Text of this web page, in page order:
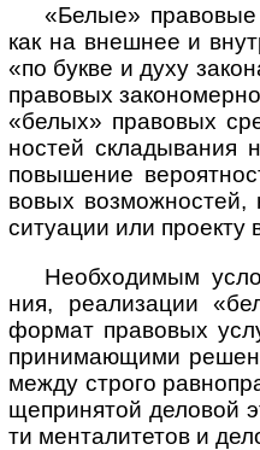
«Белые»
как на внеш­нее и
«по букве и духу
пра­во­вых
«белых» пра­во­вых
нос­тей скла­ды­ва­ния
повы­ше­ние
во­вых
ситу­а­ции или про­екту
Необходимым
ния, ре­а­ли­за­ции
фор­мат пра­во­вых
при­ни­ма­ю­щи­ми
меж­ду стро­го
ще­при­ня­той де­ло­вой
ти ме­н­та­ли­те­тов и